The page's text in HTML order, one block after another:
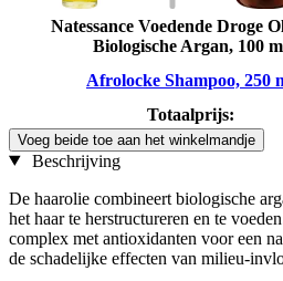
Natessance Voedende Droge
Biologische Argan, 100
Afrolocke Shampoo, 250
Totaalprijs:
Voeg beide toe aan het winkelmandje
Beschrijving
De haarolie combineert biologische
het haar te herstructureren en te
complex met antioxidanten voor een
de schadelijke effecten van milieu-